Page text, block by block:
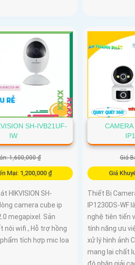
SH-IVB21UF-
IW
1,600,000 ₫
Mại: 1,200,000 ₫
HIKVISION SH-
camera cube ip
megapixel. Sản
nôi wifi , Hỗ trợ hồng
tích hợp mic loa
Giá
Giá
Thiết Bị
IP1230DS-WF
nghệ tiên tiến
tính năng ưu
xử lý hình ảnh
mang lại chất